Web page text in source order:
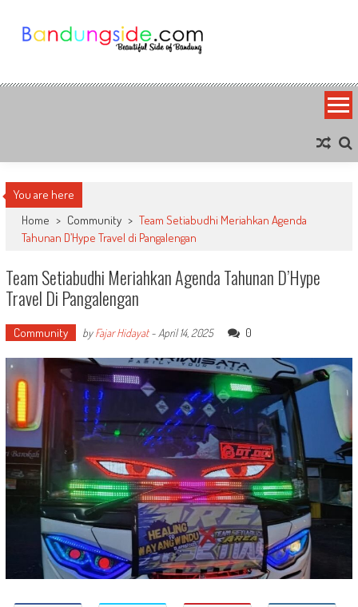
content
Bandung Side
You are here
Home > Community > Team Setiabudhi Meriahkan Agenda
Tahunan D’Hype Travel di Pangalengan
Team Setiabudhi Meriahkan Agenda Tahunan D’Hype
Travel Di Pangalengan
Community byFajar Hidayat- April 14, 2025 0